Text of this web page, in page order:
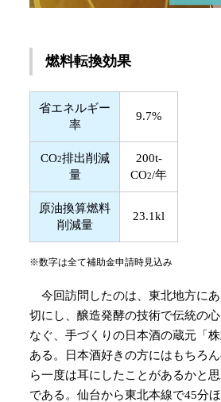
燃料転換効果
省エネルギー
率
9.7%
CO2排出削減
量
200t-
CO2/年
原油換算燃料
削減量
23.1kl
※数字は全て補助金申請時見込み
今回訪問したのは、東北地方に
切にし、醸造発酵の技術で伝統の
なぐ、手づくりの日本酒の蔵元「
ある。日本酒好きの方にはもちろ
ら一度は耳にしたことがあるかと
である。仙台から東北本線で45分